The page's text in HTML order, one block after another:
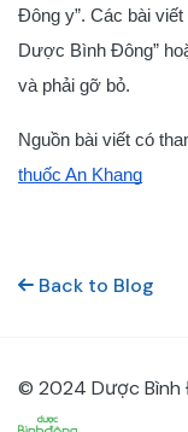
Đông y”. Các bài
Dược Bình Đông”
và phải gỡ bỏ.
Nguồn bài viết có
thuốc An Khang
Back to Blog
© 2024 Dược Bình